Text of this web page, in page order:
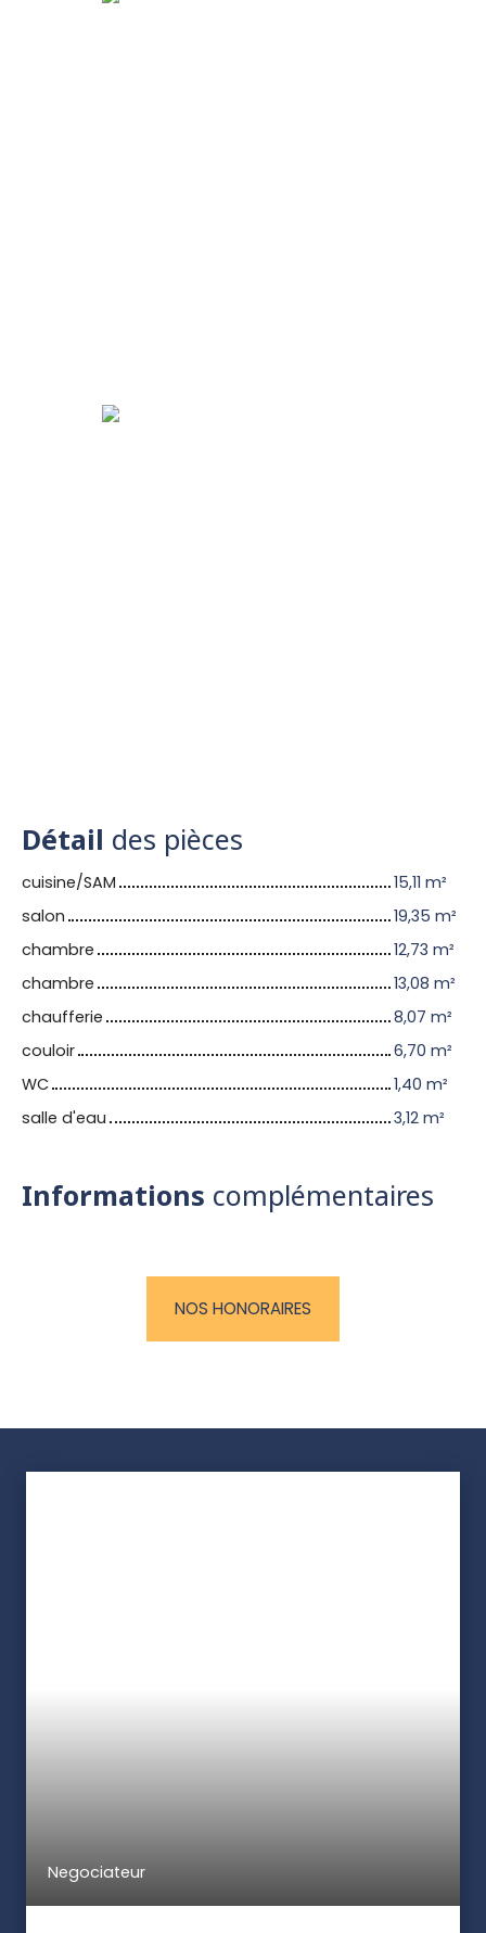
Détail des pièces
cuisine/SAM
15,11 m²
salon
19,35 m²
chambre
12,73 m²
chambre
13,08 m²
chaufferie
8,07 m²
couloir
6,70 m²
WC
1,40 m²
salle d'eau
3,12 m²
Informations complémentaires
NOS HONORAIRES
Negociateur